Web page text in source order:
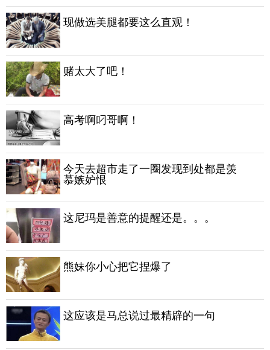
现做选美腿都要这么直观！
赌太大了吧！
高考啊叼哥啊！
今天去超市走了一圈发现到处都是羡
慕嫉妒恨
这尼玛是善意的提醒还是。。。
熊妹你小心把它捏爆了
这应该是马总说过最精辟的一句